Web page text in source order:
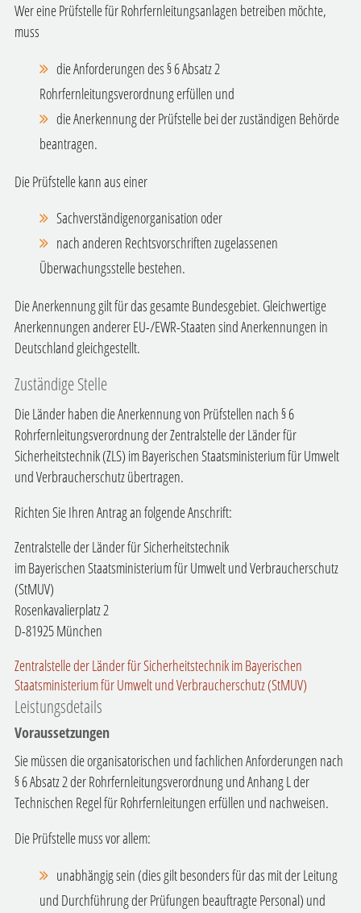
Wer eine Prüfstelle für Rohrfernleitungsanlagen betreiben möchte,
muss
die Anforderungen des § 6 Absatz 2
Rohrfernleitungsverordnung erfüllen und
die Anerkennung der Prüfstelle bei der zuständigen Behörde
beantragen.
Die Prüfstelle kann aus einer
Sachverständigenorganisation oder
nach anderen Rechtsvorschriften zugelassenen
Überwachungsstelle bestehen.
Die Anerkennung gilt für das gesamte Bundesgebiet. Gleichwertige
Anerkennungen anderer EU-/EWR-Staaten sind Anerkennungen in
Deutschland gleichgestellt.
Zuständige Stelle
Die Länder haben die Anerkennung von Prüfstellen nach § 6
Rohrfernleitungsverordnung der Zentralstelle der Länder für
Sicherheitstechnik (ZLS) im Bayerischen Staatsministerium für Umwelt
und Verbraucherschutz übertragen.
Richten Sie Ihren Antrag an folgende Anschrift:
Zentralstelle der Länder für Sicherheitstechnik
im Bayerischen Staatsministerium für Umwelt und Verbraucherschutz
(StMUV)
Rosenkavalierplatz 2
D-81925 München
Zentralstelle der Länder für Sicherheitstechnik im Bayerischen
Staatsministerium für Umwelt und Verbraucherschutz (StMUV)
Leistungsdetails
Voraussetzungen
Sie müssen die organisatorischen und fachlichen Anforderungen nach
§ 6 Absatz 2 der Rohrfernleitungsverordnung und Anhang L der
Technischen Regel für Rohrfernleitungen erfüllen und nachweisen.
Die Prüfstelle muss vor allem:
unabhängig sein (dies gilt besonders für das mit der Leitung
und Durchführung der Prüfungen beauftragte Personal) und